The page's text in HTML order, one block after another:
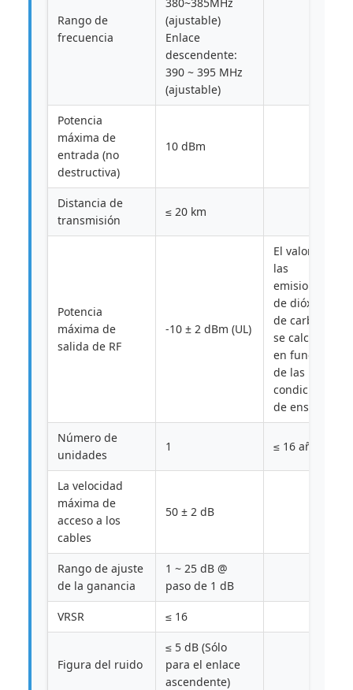
Rango de
frecuencia
(ajustable)
Enlace
descendente:
390 ~ 395 MHz
(ajustable)
Potencia
máxima de
entrada (no
destructiva)
10 dBm
Distancia de
transmisión
≤ 20 km
Potencia
máxima de
salida de RF
-10 ± 2 dBm (UL)
El valor de
las
emisiones
de dióxido
de carbono
se calculará
en función
de las
condiciones
de ensayo.
Número de
unidades
1 ≤ 16 años
La velocidad
máxima de
acceso a los
cables
50 ± 2 dB
Rango de ajuste
de la ganancia
1 ~ 25 dB @
paso de 1 dB
VRSR ≤ 16
Figura del ruido
≤ 5 dB (Sólo
para el enlace
ascendente)